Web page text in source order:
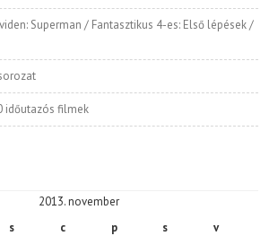
Superman / Fantasztikus 4-es: Első lépések /
időutazós filmek
2013. november
s c p s v